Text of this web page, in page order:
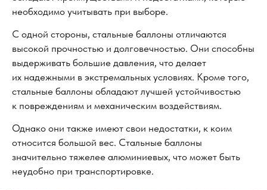
необходимо учитывать при выборе.
С одной стороны, стальные баллоны отличаются
высокой прочностью и долговечностью. Они способны
выдерживать большие давления, что делает
их надежными в экстремальных условиях. Кроме того,
стальные баллоны обладают лучшей устойчивостью
к повреждениям и механическим воздействиям.
Однако они также имеют свои недостатки, к коим
относится большой вес. Стальные баллоны
значительно тяжелее алюминиевых, что может быть
неудобно при транспортировке.